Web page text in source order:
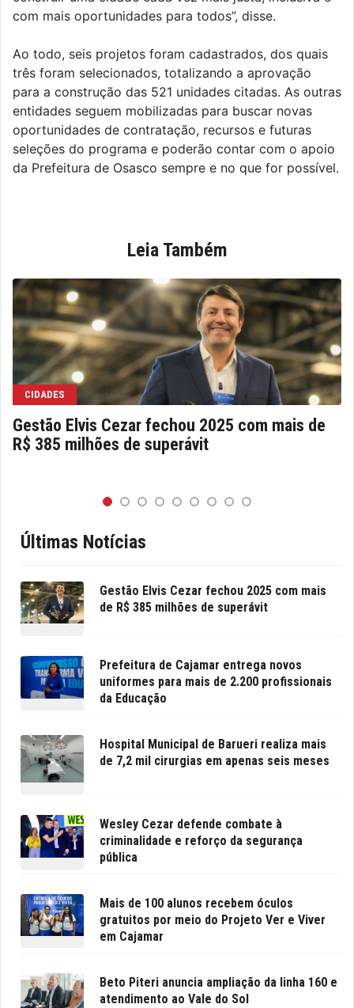
com mais oportunidades para todos”, disse.
Ao todo, seis projetos foram cadastrados, dos quais
três foram selecionados, totalizando a aprovação
para a construção das 521 unidades citadas. As outras
entidades seguem mobilizadas para buscar novas
oportunidades de contratação, recursos e futuras
seleções do programa e poderão contar com o apoio
da Prefeitura de Osasco sempre e no que for possível.
Leia Também
CIDADES
Gestão Elvis Cezar fechou 2025 com mais de
R$ 385 milhões de superávit
Últimas Notícias
Gestão Elvis Cezar fechou 2025 com mais
de R$ 385 milhões de superávit
Prefeitura de Cajamar entrega novos
uniformes para mais de 2.200 profissionais
da Educação
Hospital Municipal de Barueri realiza mais
de 7,2 mil cirurgias em apenas seis meses
Wesley Cezar defende combate à
criminalidade e reforço da segurança
pública
Mais de 100 alunos recebem óculos
gratuitos por meio do Projeto Ver e Viver
em Cajamar
Beto Piteri anuncia ampliação da linha 160 e
atendimento ao Vale do Sol